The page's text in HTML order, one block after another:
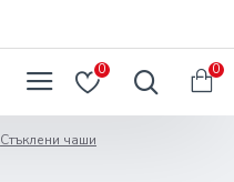
0 0
Стъклени чаши